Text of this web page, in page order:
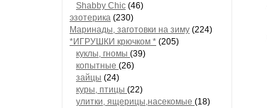
Shabby Chic (46)
эзотерика (230)
Маринады, заготовки на зиму (224)
*ИГРУШКИ крючком * (205)
куклы, гномы (39)
копытные (26)
зайцы (24)
куры, птицы (22)
улитки, ящерицы,насекомые (18)